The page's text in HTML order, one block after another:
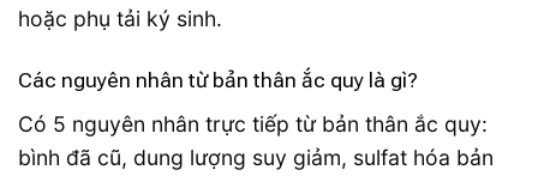
hoặc phụ tải ký sinh.
Các nguyên nhân từ bản thân ắc quy là gì?
Có 5 nguyên nhân trực tiếp từ bản thân ắc quy:
bình đã cũ, dung lượng suy giảm, sulfat hóa bản